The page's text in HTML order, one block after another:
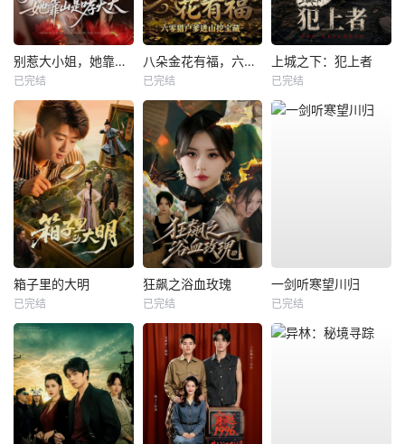
别惹大小姐，她靠山是哮天犬
已完结
八朵金花有福，六零猎户爹进山挖宝藏
已完结
上城之下：犯上者
已完结
箱子里的大明
已完结
狂飙之浴血玫瑰
已完结
一剑听寒望川归
已完结